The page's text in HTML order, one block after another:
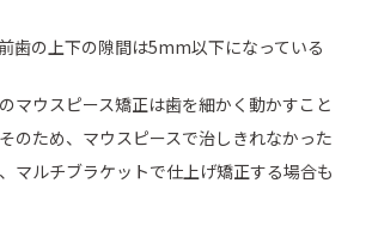
歯の上下の隙間は5mm以下になっている
マウスピース矯正は歯を細かく動かすこと
のため、マウスピースで治しきれなかった
マルチブラケットで仕上げ矯正する場合も